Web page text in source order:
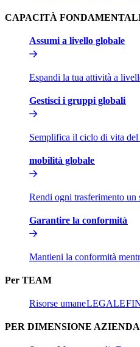
CAPACITÀ
Assumi a livello globale​​
Espandi la tua attività a
Gestisci i gruppi globali​​
Semplifica il ciclo di vita del
mobilità globale​​
Rendi ogni trasferimento un
Garantire la conformità​​
Mantieni la conformità
Per TEAM​​
Risorse umane​​LEGALE​​
PER DIMENSIONE